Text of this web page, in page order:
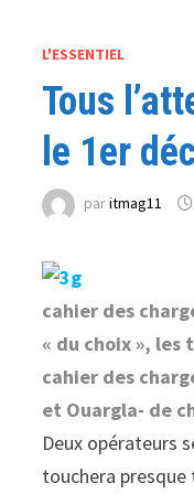
L'ESSENTIEL
Tous
le 1er
paritmag11
cahier des
« du choix », les
cahier des
et Ouargla- de
Deux opérateurs
touchera presque